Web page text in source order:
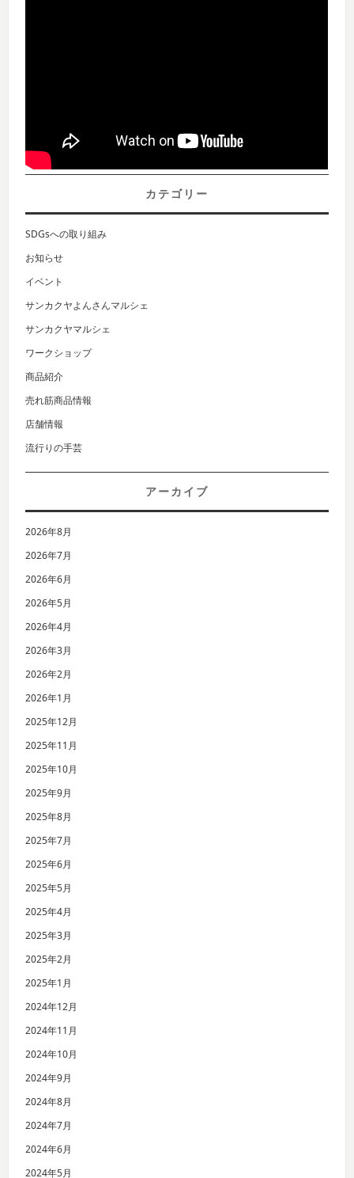
カテゴリー
SDGsへの取り組み
お知らせ
イベント
サンカクヤよんさんマルシェ
サンカクヤマルシェ
ワークショップ
商品紹介
売れ筋商品情報
店舗情報
流行りの手芸
アーカイブ
2026年8月
2026年7月
2026年6月
2026年5月
2026年4月
2026年3月
2026年2月
2026年1月
2025年12月
2025年11月
2025年10月
2025年9月
2025年8月
2025年7月
2025年6月
2025年5月
2025年4月
2025年3月
2025年2月
2025年1月
2024年12月
2024年11月
2024年10月
2024年9月
2024年8月
2024年7月
2024年6月
2024年5月